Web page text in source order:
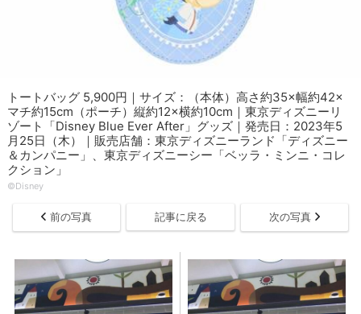
トートバッグ 5,900円｜サイズ：（本体）高さ約35×幅約42×
マチ約15cm（ポーチ）縦約12×横約10cm｜東京ディズニーリ
ゾート「Disney Blue Ever After」グッズ｜発売日：2023年5
月25日（木）｜販売店舗：東京ディズニーランド「ディズニー
＆カンパニー」、東京ディズニーシー「ベッラ・ミンニ・コレ
クション」
©︎Disney
前の写真 記事に戻る 次の写真